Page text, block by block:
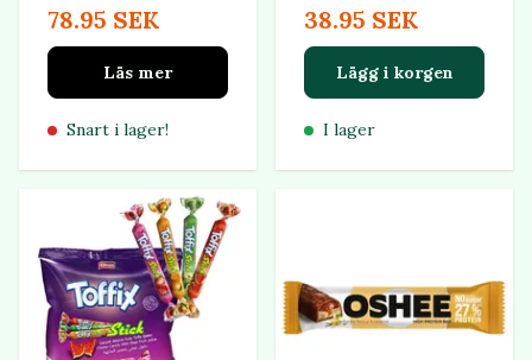
78.95 SEK
Läs mer
Snart i lager!
38.95 SEK
Lägg i korgen
I lager